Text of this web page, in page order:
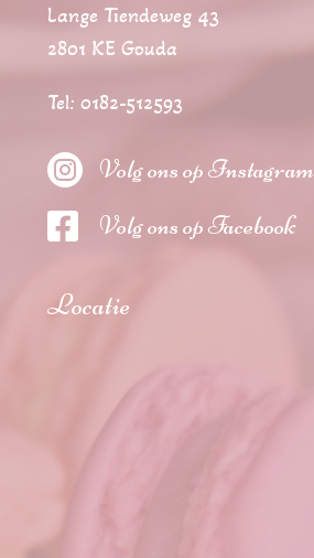
Lange Tiendeweg 43
2801 KE Gouda
Tel: 0182-512593
 Volg ons op Instagram
 Volg ons op Facebook
Locatie